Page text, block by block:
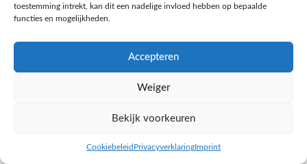
toestemming intrekt, kan dit een nadelige invloed hebben op bepaalde
functies en mogelijkheden.
Accepteren
Weiger
Bekijk voorkeuren
Cookiebeleid PrivacyverklaringImprint